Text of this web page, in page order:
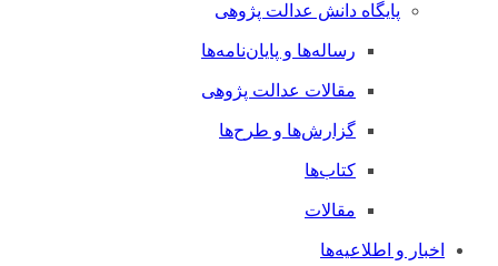
پایگاه دانش عدالت پژوهی
رساله‌ها و پایان‌نامه‌ها
مقالات عدالت پژوهی
گزارش‌ها و طرح‌ها
کتاب‌ها
مقالات
اخبار و اطلاعیه‌ها